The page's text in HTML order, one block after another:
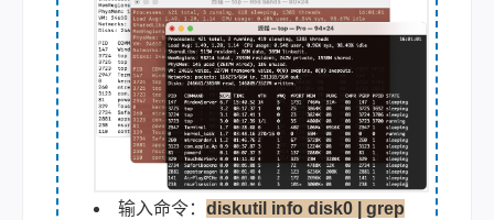
输入命令： diskutil info disk0 | grep